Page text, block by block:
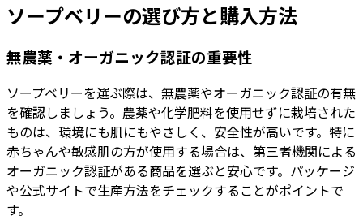
ソープベリーの選び方と購入方法
無農薬・オーガニック認証の重要性
ソープベリーを選ぶ際は、無農薬やオーガニック認証の有無
を確認しましょう。農薬や化学肥料を使用せずに栽培された
ものは、環境にも肌にもやさしく、安全性が高いです。特に
赤ちゃんや敏感肌の方が使用する場合は、第三者機関による
オーガニック認証がある商品を選ぶと安心です。パッケージ
や公式サイトで生産方法をチェックすることがポイントで
す。